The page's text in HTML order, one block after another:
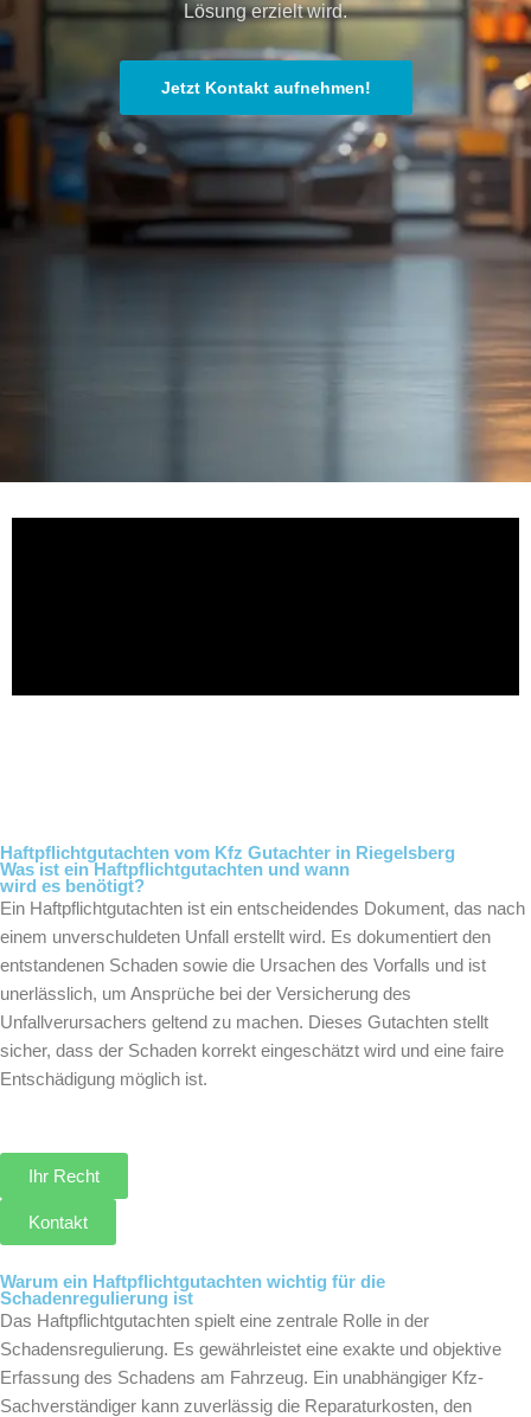
Lösung erzielt wird.
Jetzt Kontakt aufnehmen!
Haftpflichtgutachten vom Kfz Gutachter in Riegelsberg
Was ist ein Haftpflichtgutachten und wann
wird es benötigt?
Ein Haftpflichtgutachten ist ein entscheidendes Dokument, das nach
einem unverschuldeten Unfall erstellt wird. Es dokumentiert den
entstandenen Schaden sowie die Ursachen des Vorfalls und ist
unerlässlich, um Ansprüche bei der Versicherung des
Unfallverursachers geltend zu machen. Dieses Gutachten stellt
sicher, dass der Schaden korrekt eingeschätzt wird und eine faire
Entschädigung möglich ist.
Ihr Recht
Kontakt
Warum ein Haftpflichtgutachten wichtig für die
Schadenregulierung ist
Das Haftpflichtgutachten spielt eine zentrale Rolle in der
Schadensregulierung. Es gewährleistet eine exakte und objektive
Erfassung des Schadens am Fahrzeug. Ein unabhängiger Kfz-
Sachverständiger kann zuverlässig die Reparaturkosten, den